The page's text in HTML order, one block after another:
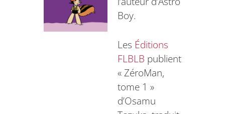
Boy.
Les Éditions
FLBLB publient
« ZéroMan,
tome 1 »
d’Osamu